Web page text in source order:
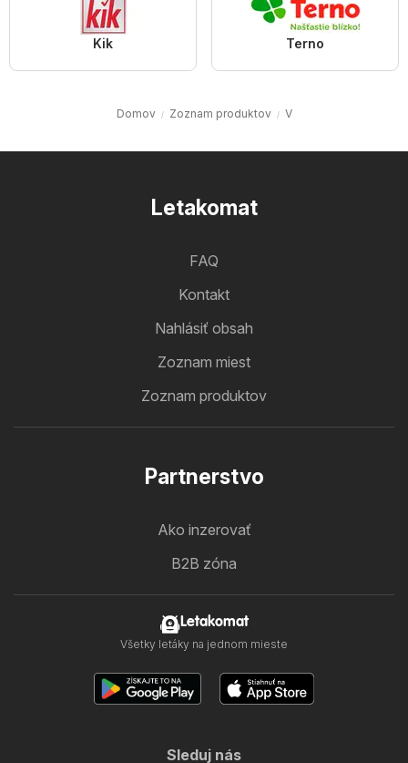
Kik Terno
Domov Zoznam produktov V
Letakomat
FAQ
Kontakt
Nahlásiť obsah
Zoznam miest
Zoznam produktov
Partnerstvo
Ako inzerovať
B2B zóna
Letakomat
Všetky letáky na jednom mieste
Sleduj nás